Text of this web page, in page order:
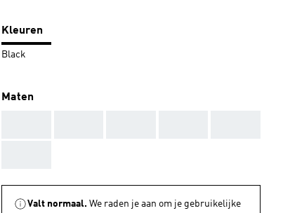
Kleuren
Black
Maten
Valt normaal. We raden je aan om je gebruikelijke